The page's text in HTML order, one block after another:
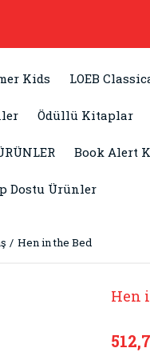
Kids LOEB
Ödüllü Kitaplar
Book Alert
Dostu Ürünler
Hen in the Bed
Hen